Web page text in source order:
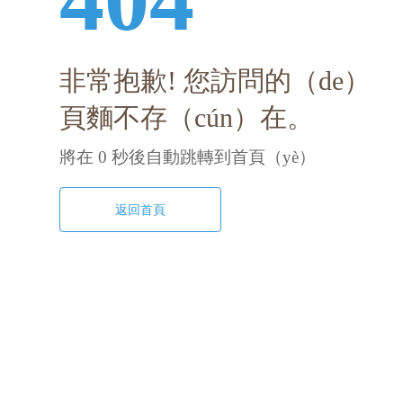
非常抱歉! 您訪問的（de）
頁麵不存（cún）在。
將在0 秒後自動跳轉到首頁（yè）
返回首頁